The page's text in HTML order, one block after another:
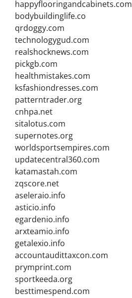
happyflooringandcabinets.com
bodybuildinglife.co
qrdoggy.com
technologygud.com
realshocknews.com
pickgb.com
healthmistakes.com
ksfashiondresses.com
patterntrader.org
cnhpa.net
sitalotus.com
supernotes.org
worldsportsempires.com
updatecentral360.com
katamastah.com
zqscore.net
aseleraio.info
asticio.info
egardenio.info
arxteamio.info
getalexio.info
accountaudittaxcon.com
prymprint.com
sportkeeda.org
besttimespend.com